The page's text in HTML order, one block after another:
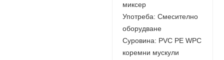
миксер
Употреба: Смесително
оборудване
Суровина: PVC PE WPC
коремни мускули